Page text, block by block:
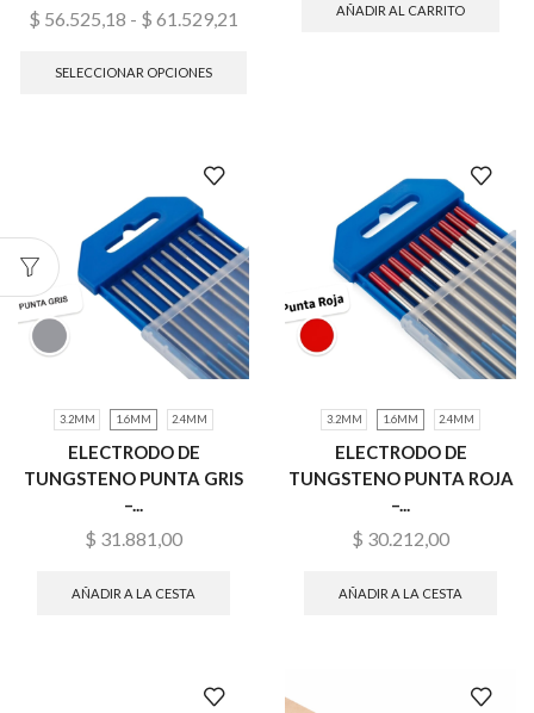
$ 56.525,18 - $ 61.529,21
SELECCIONAR OPCIONES
AÑADIR AL CARRITO
3.2MM 1.6MM 2.4MM
ELECTRODO DE
TUNGSTENO PUNTA GRIS
–...
$ 31.881,00
AÑADIR A LA CESTA
3.2MM 1.6MM 2.4MM
ELECTRODO DE
TUNGSTENO PUNTA ROJA
–...
$ 30.212,00
AÑADIR A LA CESTA